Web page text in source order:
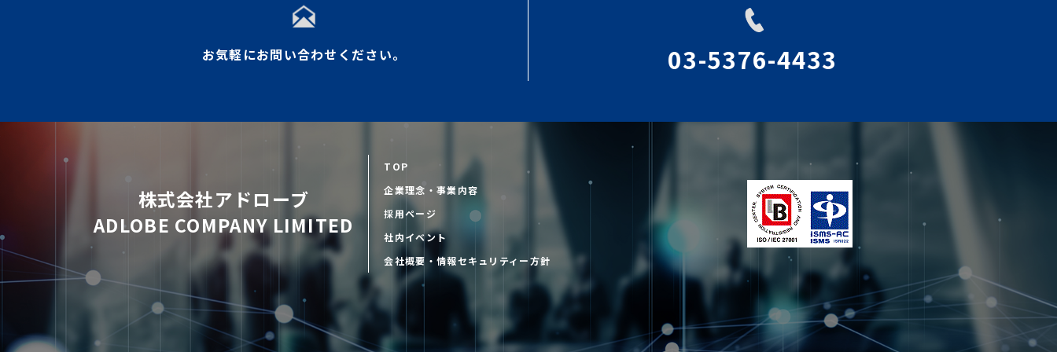
お気軽にお問い合わせください。 03-5376-4433
株式会社アドローブ
ADLOBE COMPANY LIMITED
TOP
企業理念・事業内容
採用ページ
社内イベント
会社概要・情報セキュリティー方針